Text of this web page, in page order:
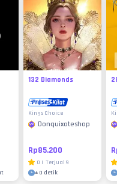
132 Diamonds
Kings Choice
Donquixoteshop
Rp85.200
0 | Terjual 9
± 0 detik